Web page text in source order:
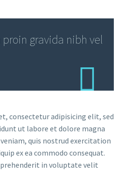
gravida nibh vel
consectetur adipisicing elit, sed
ut labore et dolore magna
quis nostrud exercitation
ex ea commodo consequat.
in voluptate velit